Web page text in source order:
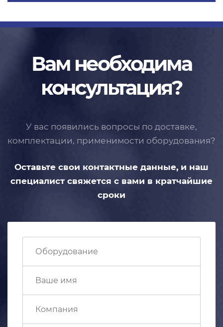
Вам необходима
консультация?
У вас появились вопросы по доставке,
комплектации, применимости оборудования?
Оставьте свои контактные данные, и наш
специалист свяжется с вами в кратчайшие
сроки